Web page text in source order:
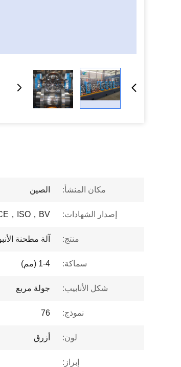
مكان المنشأ: الصين
إصدار الشهادات: ，ISO，BV
منتج: آلة مطحنة
سماكة: 1-4 (مم)
شكل الأنابيب: جولة مربع
نموذج: 76
لون: أزرق
إبراز: